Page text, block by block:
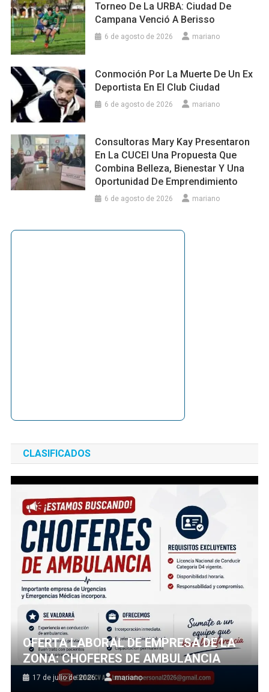
Torneo De La URBA: Ciudad De
Campana Venció A Berisso
6 de agosto de 2026 mariano
Conmoción Por La Muerte De Un Ex
Deportista En El Club Ciudad
6 de agosto de 2026 mariano
Consultoras Mary Kay Presentaron
En La CUCEI Una Propuesta Que
Combina Belleza, Bienestar Y Una
Oportunidad De Emprendimiento
6 de agosto de 2026 mariano
CLASIFICADOS
OFERTA LABORAL DE EMPRESA DE LA
ZONA: CHOFERES DE AMBULANCIA
17 de julio de 2026 mariano